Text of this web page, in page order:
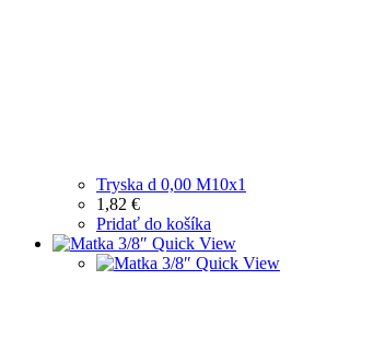
Tryska d 0,00 M10x1
1,82 €
Pridať do košíka
Quick View
Quick View